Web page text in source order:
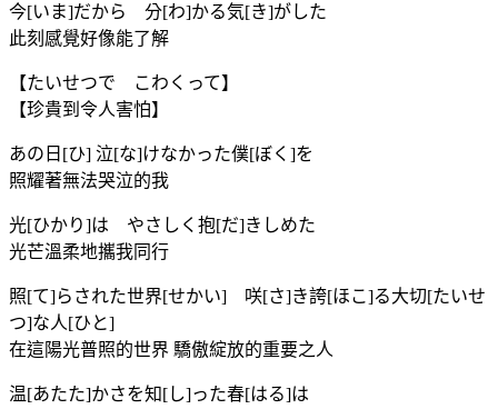
今[いま]だから 分[わ]かる気[き]がした
此刻感覺好像能了解
【たいせつで こわくって】
【珍貴到令人害怕】
あの日[ひ] 泣[な]けなかった僕[ぼく]を
照耀著無法哭泣的我
光[ひかり]は やさしく抱[だ]きしめた
光芒溫柔地攜我同行
照[て]らされた世界[せかい] 咲[さ]き誇[ほこ]る大切[たいせ
つ]な人[ひと]
在這陽光普照的世界 驕傲綻放的重要之人
温[あたた]かさを知[し]った春[はる]は